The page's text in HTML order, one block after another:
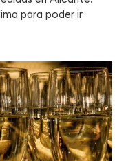
para poder ir